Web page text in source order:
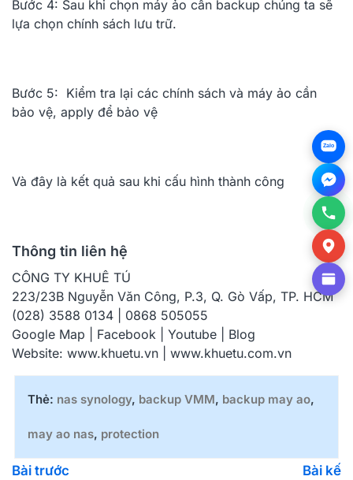
Bước 4: Sau khi chọn máy ảo cần backup chúng ta sẽ
lựa chọn chính sách lưu trữ.
Bước 5: Kiểm tra lại các chính sách và máy ảo cần
bảo vệ, apply để bảo vệ
Và đây là kết quả sau khi cấu hình thành công
Thông tin liên hệ
CÔNG TY KHUÊ TÚ
223/23B Nguyễn Văn Công, P.3, Q. Gò Vấp, TP. HCM
(028) 3588 0134 | 0868 505055
Google Map
Facebook Youtube
Blog
Website: www.khuetu.vn www.khuetu.com.vn
Thẻ: nas synology, backup VMM, backup may ao,
may ao nas, protection
Bài trước Bài kế
Zalo